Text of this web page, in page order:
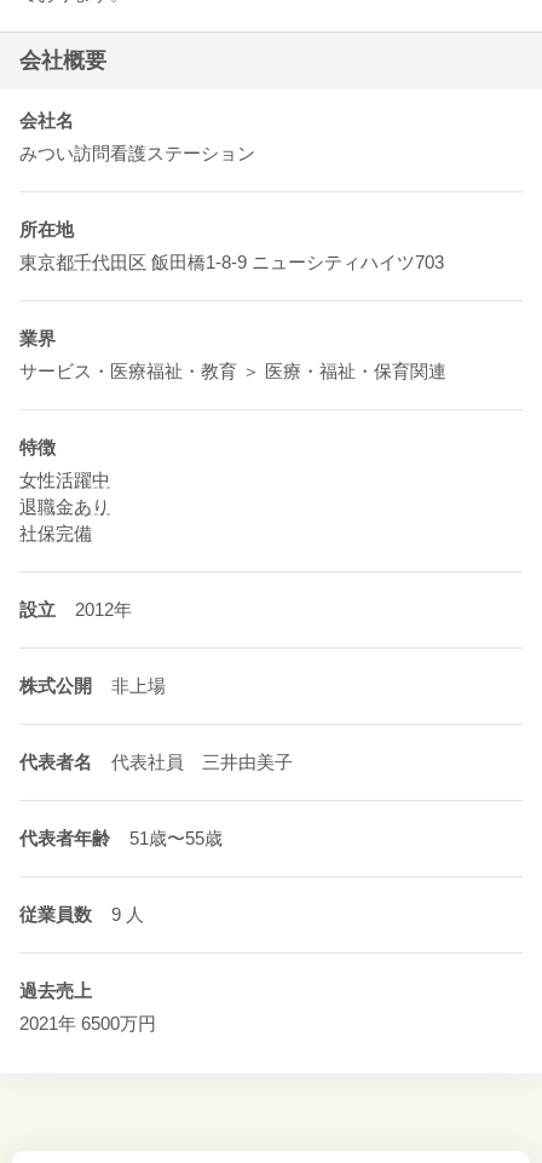
会社概要
会社名
みつい訪問看護ステーション
所在地
東京都千代田区 飯田橋1-8-9 ニューシティハイツ703
業界
サービス・医療福祉・教育 ＞ 医療・福祉・保育関連
特徴
女性活躍中
退職金あり
社保完備
設立 2012年
株式公開 非上場
代表者名 代表社員 三井由美子
代表者年齢 51歳〜55歳
従業員数 9 人
過去売上
2021年 6500万円